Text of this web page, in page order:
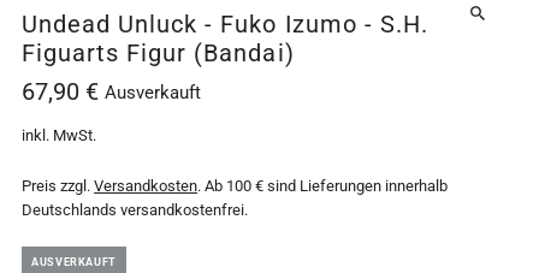
Undead Unluck - Fuko Izumo - S.H.
Figuarts Figur (Bandai)
67,90 € Ausverkauft
inkl. MwSt.
Preis zzgl.Versandkosten. Ab 100 € sind Lieferungen innerhalb
Deutschlands versandkostenfrei.
AUSVERKAUFT